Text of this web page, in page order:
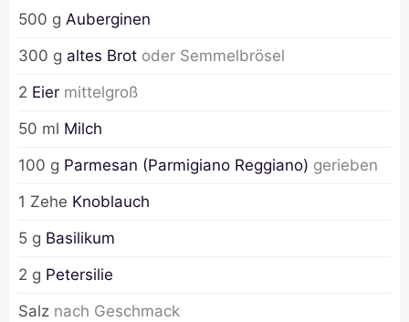
500 g Auberginen
300 g altes Brot oder Semmelbrösel
2 Eier mittelgroß
50 ml Milch
100 g Parmesan (Parmigiano Reggiano) gerieben
1 Zehe Knoblauch
5 g Basilikum
2 g Petersilie
Salz nach Geschmack